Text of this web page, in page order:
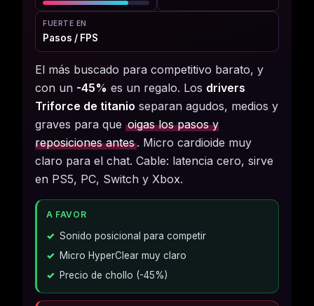
FUERTE EN
Pasos / FPS
El más buscado para competitivo barato, y
con un -45% es un regalo. Los drivers
Triforce de titanio separan agudos, medios y
graves para que oigas los pasos y
reposiciones antes . Micro cardioide muy
claro para el chat. Cable: latencia cero, sirve
en PS5, PC, Switch y Xbox.
A FAVOR
Sonido posicional para competir
Micro HyperClear muy claro
Precio de chollo (-45%)